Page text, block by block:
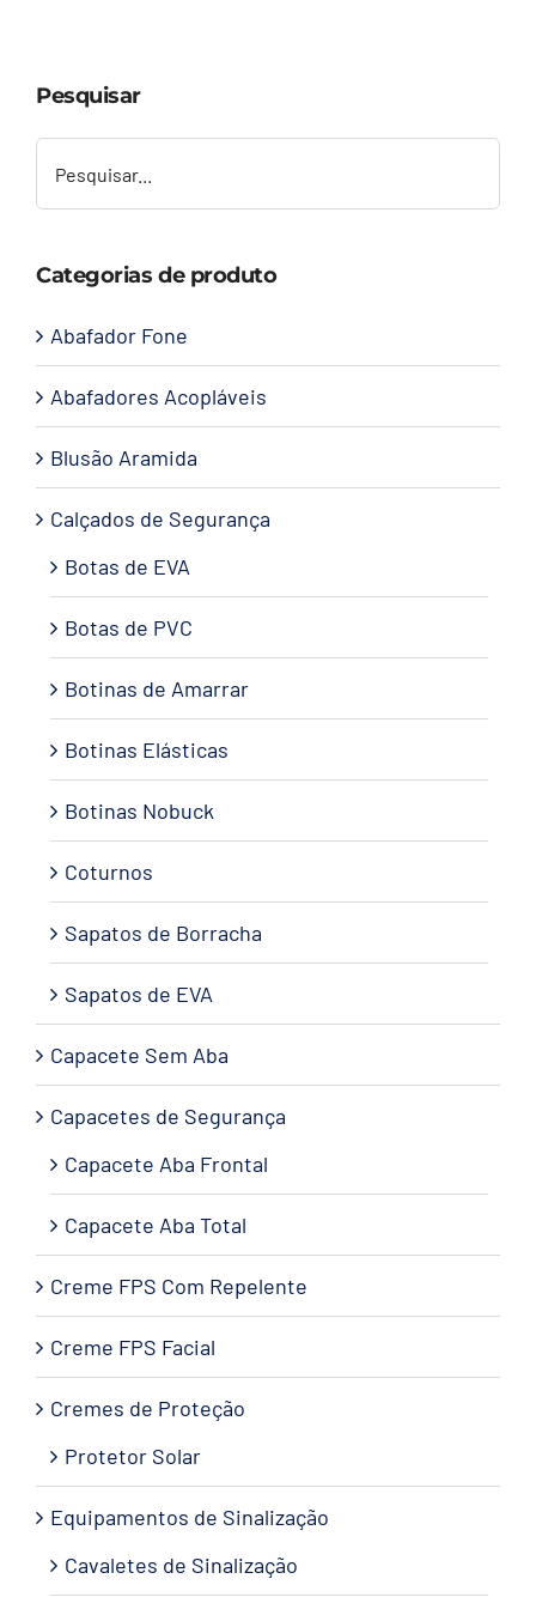
Contato
Pesquisar
Categorias de produto
Abafador Fone
Abafadores Acopláveis
Blusão Aramida
Calçados de Segurança
Botas de EVA
Botas de PVC
Botinas de Amarrar
Botinas Elásticas
Botinas Nobuck
Coturnos
Sapatos de Borracha
Sapatos de EVA
Capacete Sem Aba
Capacetes de Segurança
Capacete Aba Frontal
Capacete Aba Total
Creme FPS Com Repelente
Creme FPS Facial
Cremes de Proteção
Protetor Solar
Equipamentos de Sinalização
Cavaletes de Sinalização